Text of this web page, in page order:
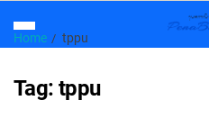
Home tppu
Tag: tppu